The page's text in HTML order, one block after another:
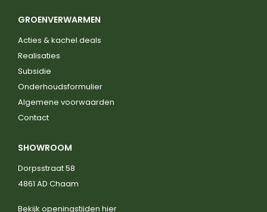
GROENVERWARMEN
Acties & kachel deals
Realisaties
Subsidie
Onderhoudsformulier
Algemene voorwaarden
Contact
SHOWROOM
Dorpsstraat 58
4861 AD Chaam
Bekijk openingstijden hier